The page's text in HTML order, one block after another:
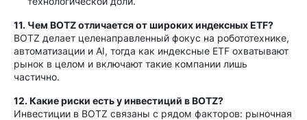
11. Чем BOTZ отличается от широких индексных ETF?
BOTZ делает целенаправленный фокус на робототехнике,
автоматизации и AI, тогда как индексные ETF охватывают
рынок в целом и включают такие компании лишь
частично.
12. Какие риски есть у инвестиций в BOTZ?
Инвестиции в BOTZ связаны с рядом факторов: рыночная